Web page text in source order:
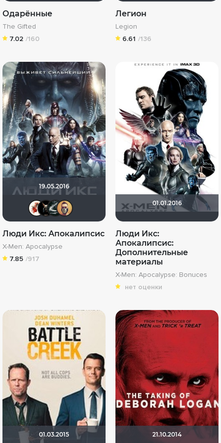
Одарённые
The Gifted
7.02 /160
Легион
Legion
6.61 /136
19.05.2016
Виктория555
Большой любитель кино
Slaveleon
Люди Икс: Апокалипсис
X-Men: Apocalypse
7.85 /917
01.01.2016
Люди Икс:
Апокалипсис:
Дополнительные
материалы
X-Men: Apocalypse: Bonuces
нет оценки
01.03.2015 21.10.2014